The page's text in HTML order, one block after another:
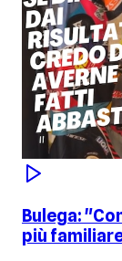
Bulega:
più